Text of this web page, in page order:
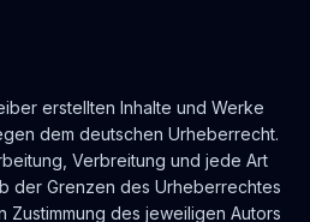
erstellten Inhalte und Werke
dem deutschen Urheberrecht.
Verbreitung und jede Art
der Grenzen des Urheberrechtes
des jeweiligen Autors